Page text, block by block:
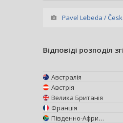
Pavel Lebeda /
Відповіді розподіл
Австралія
Австрія
Велика Британія
Франція
Південно-Африканська Республіка